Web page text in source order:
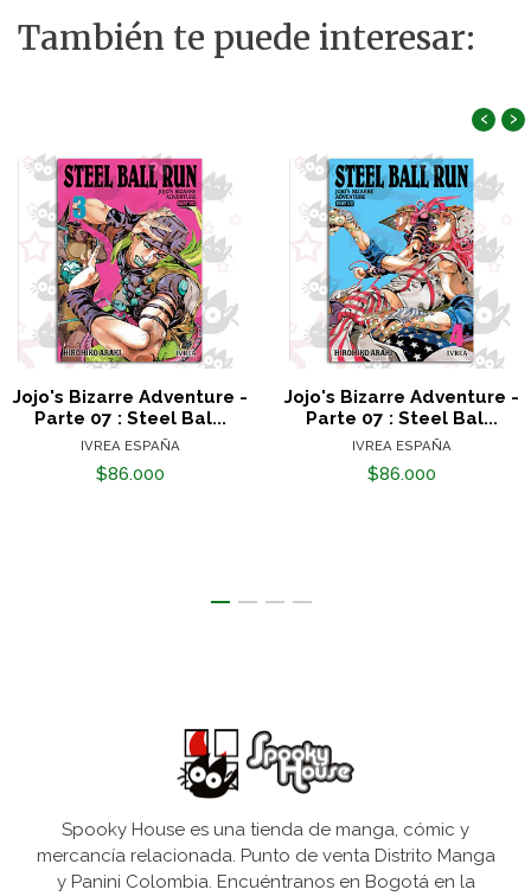
También te puede interesar:
Jojo's Bizarre Adventure -
Parte 07 : Steel Bal...
IVREA ESPAÑA
$86.000
Jojo's Bizarre Adventure -
Parte 07 : Steel Bal...
IVREA ESPAÑA
$86.000
‹ ›
Spooky House es una tienda de manga, cómic y
mercancía relacionada. Punto de venta Distrito Manga
y Panini Colombia. Encuéntranos en Bogotá en la